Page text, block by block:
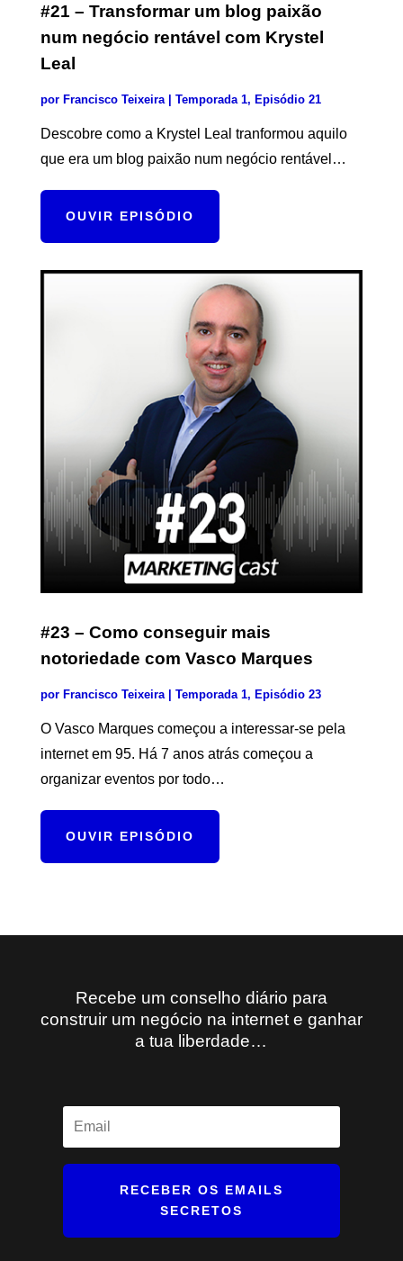
#21 – Transformar um blog paixão
num negócio rentável com Krystel
Leal
por Francisco Teixeira| Temporada 1, Episódio 21
Descobre como a Krystel Leal tranformou aquilo
que era um blog paixão num negócio rentável…
OUVIR EPISÓDIO
#23 – Como conseguir mais
notoriedade com Vasco Marques
por Francisco Teixeira| Temporada 1, Episódio 23
O Vasco Marques começou a interessar-se pela
internet em 95. Há 7 anos atrás começou a
organizar eventos por todo…
OUVIR EPISÓDIO
Recebe um conselho diário para
construir um negócio na internet e ganhar
a tua liberdade…
RECEBER OS EMAILS
SECRETOS